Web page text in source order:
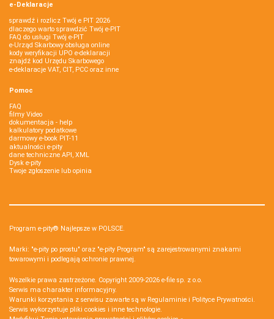
e-Deklaracje
sprawdź i rozlicz Twój e PIT 2026
dlaczego warto sprawdzić Twój e-PIT
FAQ do usługi Twój e-PIT
e-Urząd Skarbowy obsługa online
kody weryfikacji UPO e-deklaracji
znajdź kod Urzędu Skarbowego
e-deklaracje VAT, CIT, PCC oraz inne
Pomoc
FAQ
filmy Video
dokumentacja - help
kalkulatory podatkowe
darmowy e-book PIT-11
aktualności e-pity
dane techniczne API, XML
Dysk e-pity
Twoje zgłoszenie lub opinia
Program e-pity® Najlepsze w POLSCE.
Marki: "e-pity po prostu" oraz "e-pity Program" są zarejestrowanymi znakami
towarowymi i podlegają ochronie prawnej.
Wszelkie prawa zastrzeżone. Copyright 2009-2026 e-file sp. z o.o.
Serwis ma charakter informacyjny.
Warunki korzystania z serwisu zawarte są w Regulaminie i Polityce Prywatności.
Serwis wykorzystuje pliki cookies i inne technologie.